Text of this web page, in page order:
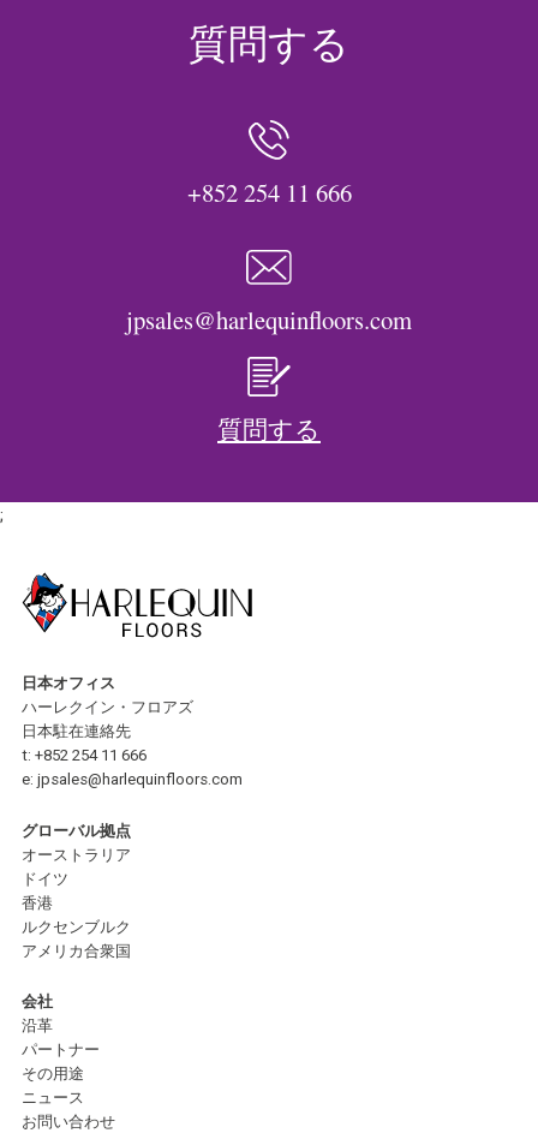
質問する
+852 254 11 666
jpsales@harlequinfloors.com
質問する
;
日本オフィス
ハーレクイン・フロアズ
日本駐在連絡先
t: +852 254 11 666
e: jpsales@harlequinfloors.com
グローバル拠点
オーストラリア
ドイツ
香港
ルクセンブルク
アメリカ合衆国
会社
沿革
パートナー
その用途
ニュース
お問い合わせ